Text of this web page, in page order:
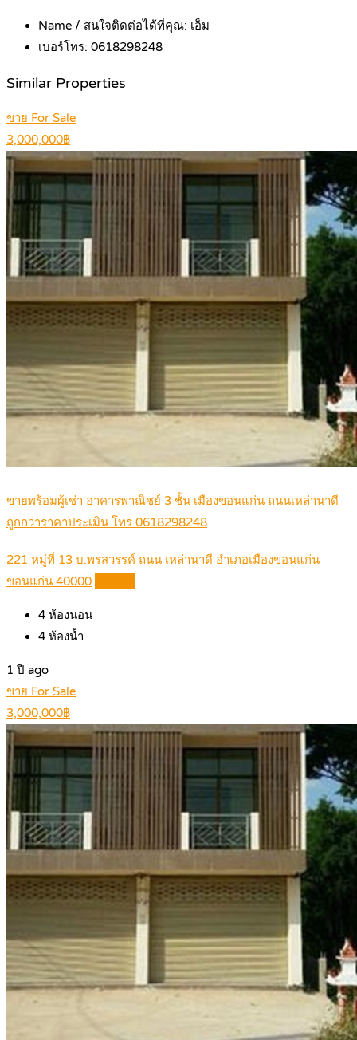
Name / สนใจติดต่อได้ที่คุณ: เอ็ม
เบอร์โทร: 0618298248
Similar Properties
ขาย For Sale
3,000,000฿
ขายพร้อมผู้เช่า อาคารพาณิชย์ 3 ชั้น เมืองขอนแก่น ถนนเหล่านาดี
ถูกกว่าราคาประเมิน โทร 0618298248
221 หมู่ที่ 13 บ.พรสวรรค์ ถนน เหล่านาดี อำเภอเมืองขอนแก่น
ขอนแก่น 40000
4 ห้องนอน
4 ห้องน้ำ
1 ปี ago
ขาย For Sale
3,000,000฿